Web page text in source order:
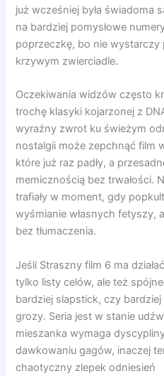
już wcześniej była świadoma
na bardziej pomysłowe
poprzeczkę, bo nie
krzywym zwierciadle.
Oczekiwania widzów często
trochę klasyki kojarzonej z
wyraźny zwrot ku świeżym
nostalgii może zepchnąć film
które już raz padły, a
memicznością bez trwałości.
trafiały w moment, gdy
wyśmianie własnych fetyszy,
bez tłumaczenia.
Jeśli Straszny film 6 ma
tylko listy celów, ale też
bardziej slapstick, czy
grozy. Seria jest w stanie
mieszanka wymaga
dawkowaniu gagów, inaczej
chaotyczny zlepek odniesień